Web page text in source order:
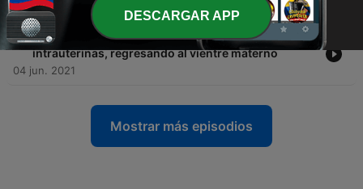
11 jun. 2021
6 - Episodio 6: Meditación para sanar memorias
intrauterinas, regresando al vientre materno
04 jun. 2021
Mostrar más episodios
DESCARGAR APP